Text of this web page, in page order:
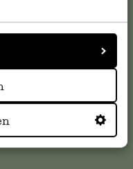
Ou retrouvez ici
posées